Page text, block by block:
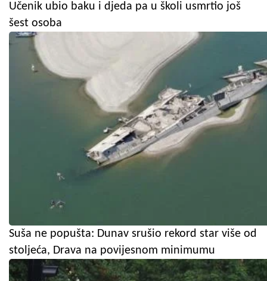
Učenik ubio baku i djeda pa u školi usmrtio još
šest osoba
Suša ne popušta: Dunav srušio rekord star više od
stoljeća, Drava na povijesnom minimumu